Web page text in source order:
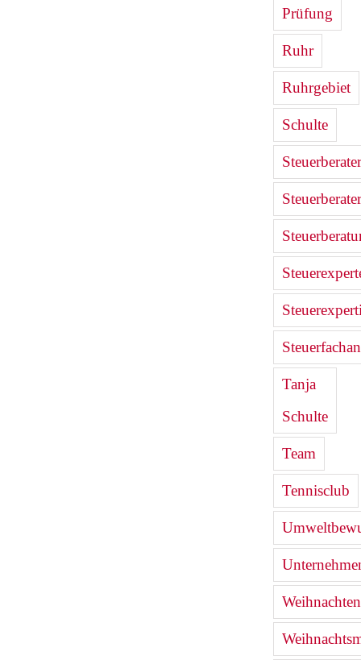
Prüfung
Ruhr
Ruhrgebiet
Schulte
Steuerberater
Tanja
Schulte
Team
Tennisclub
Weihnachten